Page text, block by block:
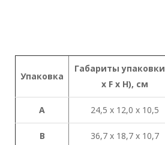
Упаковка
Габариты упаковки
x F x H), см
A 24,5 х 12,0 х 10,5
B 36,7 х 18,7 х 10,7